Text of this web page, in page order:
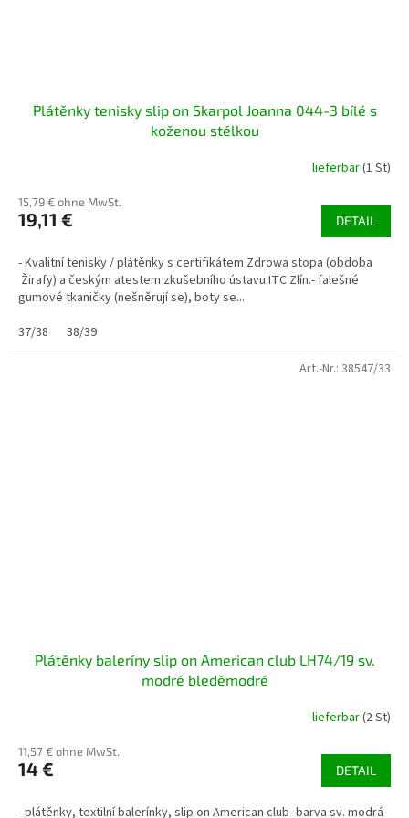
Plátěnky tenisky slip on Skarpol Joanna 044-3 bílé s
koženou stélkou
lieferbar(1 St)
15,79 € ohne MwSt.
19,11 € DETAIL
- Kvalitní tenisky / plátěnky s certifikátem Zdrowa stopa (obdoba
Žirafy) a českým atestem zkušebního ústavu ITC Zlín.- falešné
gumové tkaničky (nešněrují se), boty se...
37/38
38/39
Plátěnky baleríny slip on American club LH74/19 sv.
modré bleděmodré
lieferbar(2 St)
11,57 € ohne MwSt.
14 € DETAIL
- plátěnky, textilní balerínky, slip on American club- barva sv. modrá
Art.-Nr.: 38547/33